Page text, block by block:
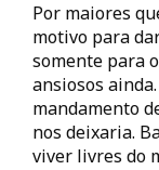
Por maiores
motivo para
somente para
ansiosos
mandamento
nos deixaria.
viver livres do